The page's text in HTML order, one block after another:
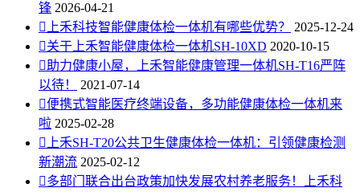
锋 2026-04-21
 上禾科技智能健康体检一体机有哪些优势？
2025-12-24
关于上禾智能健康体检一体机SH-10XD 2020-10-15
助力健康小屋，上禾智能健康管理一体机SH-T16严阵
以待！
2021-07-14
便携式智能医疗终端设备，多功能健康体检一体机来
啦 2025-02-28
 上禾SH-T20公共卫生健康体检一体机：引领健康检测
新潮流 2025-02-12
多部门联合出台政策加快发展农村养老服务！上禾科